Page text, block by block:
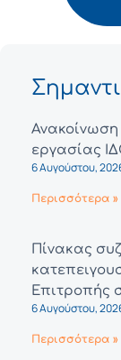
εργασίας
6 Αυγούστου,
Περισσότερα »
Πίνακας
Επιτροπής
6 Αυγούστου,
Περισσότερα »